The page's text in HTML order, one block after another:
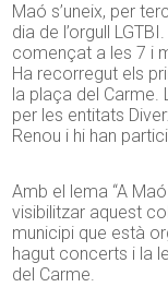
Maó s’uneix, per
dia de l’orgull
començat a les 7 i
Ha recorregut els
la plaça del
per les entitats
Renou i hi han
Amb el lema “A
visibilitzar aquest
municipi que està
hagut concerts i la
del Carme.